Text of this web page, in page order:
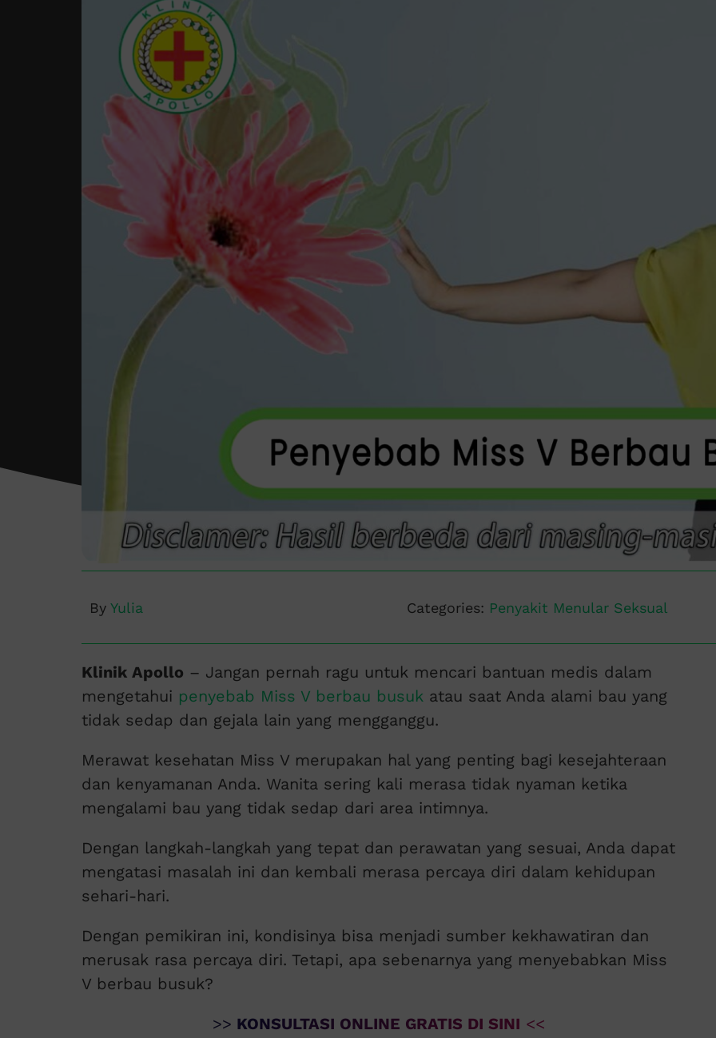
By Yulia Categories: Penyakit Menular Seksual
Klinik Apollo – Jangan pernah ragu untuk mencari bantuan medis dalam
mengetahui penyebab Miss V berbau busukatau saat Anda alami bau yang
tidak sedap dan gejala lain yang mengganggu.
Merawat kesehatan Miss V merupakan hal yang penting bagi kesejahteraan
dan kenyamanan Anda. Wanita sering kali merasa tidak nyaman ketika
mengalami bau yang tidak sedap dari area intimnya.
Dengan langkah-langkah yang tepat dan perawatan yang sesuai, Anda dapat
mengatasi masalah ini dan kembali merasa percaya diri dalam kehidupan
sehari-hari.
Dengan pemikiran ini, kondisinya bisa menjadi sumber kekhawatiran dan
merusak rasa percaya diri. Tetapi, apa sebenarnya yang menyebabkan Miss
V berbau busuk?
>> KONSULTASI ONLINE GRATIS DI SINI <<